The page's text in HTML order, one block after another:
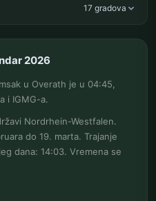
17 gradova
2026
u Overath je u 04:45,
i IGMG-a.
Nordrhein-Westfalen.
do 19. marta. Trajanje
dana: 14:03. Vremena se